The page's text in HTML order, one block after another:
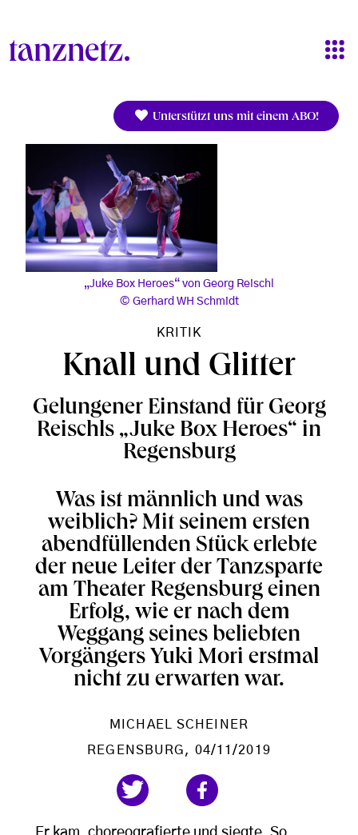
Unterstützt uns mit einem ABO!
„Juke Box Heroes“ von Georg Reischl
Gerhard WH Schmidt
KRITIK
Knall und Glitter
Gelungener Einstand für Georg
Reischls „Juke Box Heroes“ in
Regensburg
Was ist männlich und was
weiblich? Mit seinem ersten
abendfüllenden Stück erlebte
der neue Leiter der Tanzsparte
am Theater Regensburg einen
Erfolg, wie er nach dem
Weggang seines beliebten
Vorgängers Yuki Mori erstmal
nicht zu erwarten war.
MICHAEL SCHEINER
REGENSBURG , 04/11/2019